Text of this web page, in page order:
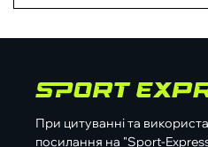
При цитуванні та
посилання на "Sport-